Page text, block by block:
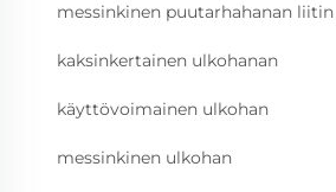
messinkinen puutarhahanan liitin
kaksinkertainen ulkohanan
käyttövoimainen ulkohan
messinkinen ulkohan